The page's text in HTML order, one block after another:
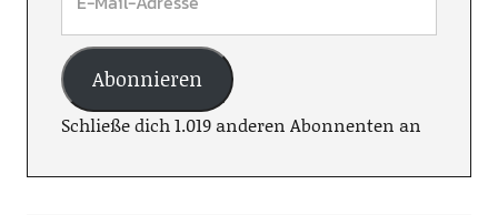
Abonnieren
Schließe dich 1.019 anderen Abonnenten an